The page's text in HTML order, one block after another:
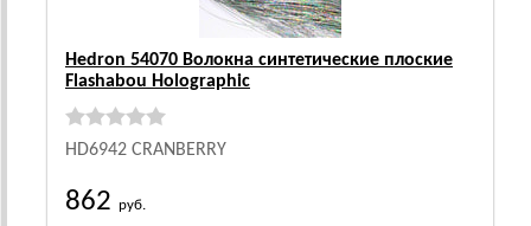
Hedron 54070 Волокна синтетические плоские
Flashabou Holographic
HD6942 CRANBERRY
862 руб.